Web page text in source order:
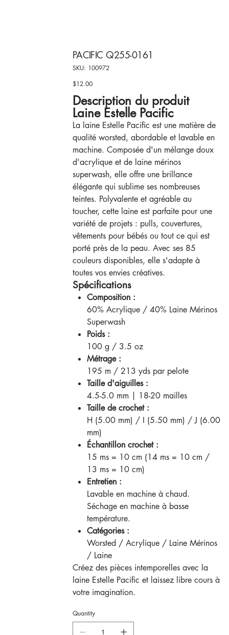
PACIFIC Q255-0161
SKU:
SKU
100972
100972
Price
$12.00
Description du produit
Laine Estelle Pacific
La laine Estelle Pacific est une matière de
qualité worsted, abordable et lavable en
machine. Composée d'un mélange doux
d'acrylique et de laine mérinos
superwash, elle offre une brillance
élégante qui sublime ses nombreuses
teintes. Polyvalente et agréable au
toucher, cette laine est parfaite pour une
variété de projets : pulls, couvertures,
vêtements pour bébés ou tout ce qui est
porté près de la peau. Avec ses 85
couleurs disponibles, elle s'adapte à
toutes vos envies créatives.
Spécifications
Composition :
60% Acrylique / 40% Laine Mérinos
Superwash
Poids :
100 g / 3.5 oz
Métrage :
195 m / 213 yds par pelote
Taille d'aiguilles :
4.5-5.0 mm | 18-20 mailles
Taille de crochet :
H (5.00 mm) / I (5.50 mm) / J (6.00
mm)
Échantillon crochet :
15 ms = 10 cm (14 ms = 10 cm /
13 ms = 10 cm)
Entretien :
Lavable en machine à chaud.
Séchage en machine à basse
température.
Catégories :
Worsted / Acrylique / Laine Mérinos
/ Laine
Créez des pièces intemporelles avec la
laine Estelle Pacific et laissez libre cours à
votre imagination.
Quantity